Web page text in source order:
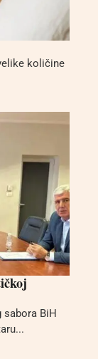
količine
BiH